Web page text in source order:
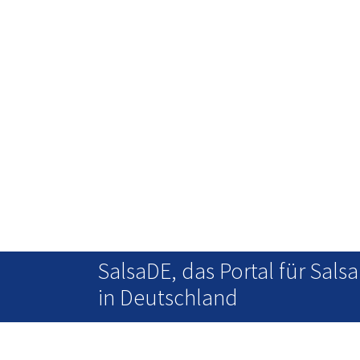
SalsaDE, das Portal für Salsa
in Deutschland